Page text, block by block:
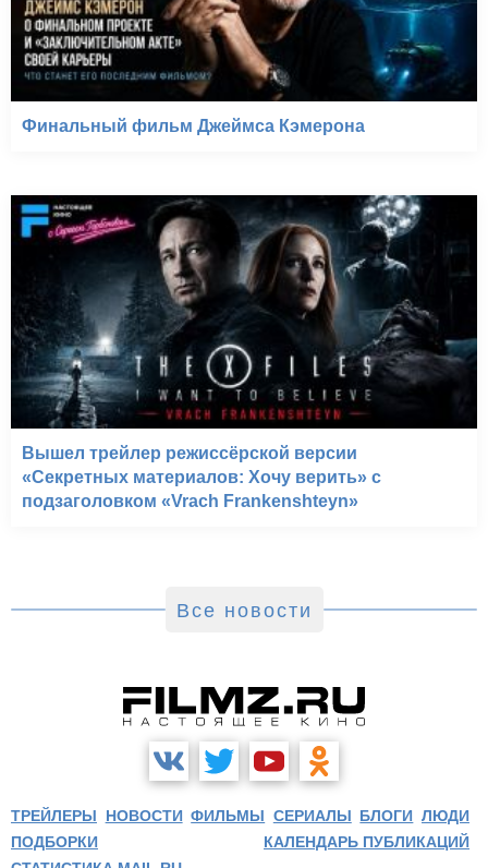
Финальный фильм Джеймса Кэмерона
Вышел трейлер режиссёрской версии
«Секретных материалов: Хочу верить» с
подзаголовком «Vrach Frankenshteyn»
Все новости
ТРЕЙЛЕРЫ НОВОСТИ ФИЛЬМЫ СЕРИАЛЫ БЛОГИ ЛЮДИ
ПОДБОРКИ
КАЛЕНДАРЬ ПУБЛИКАЦИЙ